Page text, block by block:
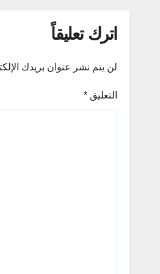
اترك تعليقاً
لن يتم نشر عنوان بريدك
التعليق *